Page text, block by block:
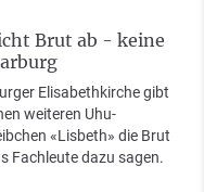
Brut ab - keine
Elisabethkirche gibt
weiteren Uhu-
«Lisbeth» die Brut
Fachleute dazu sagen.